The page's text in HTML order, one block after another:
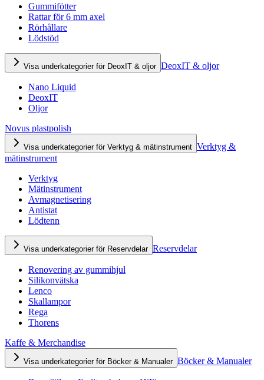
Gummifötter
Rattar för 6 mm axel
Rörhållare
Lödstöd
Visa underkategorier för DeoxIT & oljor DeoxIT & oljor
Nano Liquid
DeoxIT
Oljor
Novus plastpolish
Visa underkategorier för Verktyg & mätinstrument Verktyg &
mätinstrument
Verktyg
Mätinstrument
Avmagnetisering
Antistat
Lödtenn
Visa underkategorier för Reservdelar Reservdelar
Renovering av gummihjul
Silikonvätska
Lenco
Skallampor
Rega
Thorens
Kaffe & Merchandise
Visa underkategorier för Böcker & Manualer Böcker & Manualer